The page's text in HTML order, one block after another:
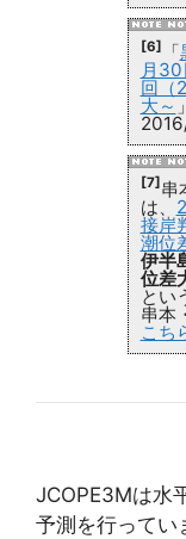
[6] 「
月30
回（
大～
[7] 串
は、
接岸
潮位
伊半
位差
とい
串本
こち
JCOPE3Mは水
予測を行ってい